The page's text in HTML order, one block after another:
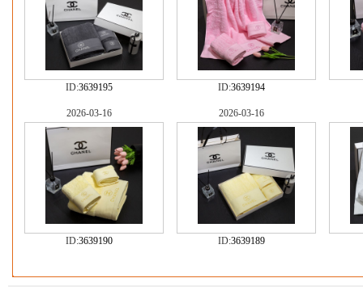
ID:3639195 ID:3639194
2026-03-16
ID:3639190
2026-03-16
ID:3639189